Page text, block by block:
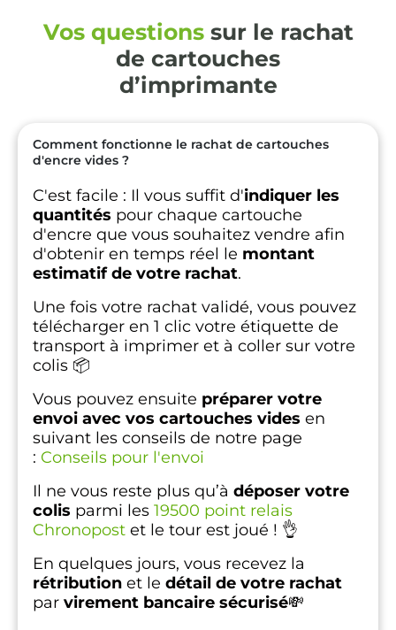
Vos questionssur le rachat
de cartouches
d’imprimante
Comment fonctionne le rachat de cartouches
d'encre vides ?
C'est facile : Il vous suffit d'indiquer les
quantités pour chaque cartouche
d'encre que vous souhaitez vendre afin
d'obtenir en temps réel le montant
estimatif de votre rachat.
Une fois votre rachat validé, vous pouvez
télécharger en 1 clic votre étiquette de
transport à imprimer et à coller sur votre
colis 📦
Vous pouvez ensuite préparer votre
envoi avec vos cartouches vides en
suivant les conseils de notre page
: Conseils pour l'envoi
Il ne vous reste plus qu’à déposer votre
colis parmi les 19500 point relais
Chronopost et le tour est joué ! 👌
En quelques jours, vous recevez la
rétribution et le détail de votre rachat
par virement bancaire sécurisé💸